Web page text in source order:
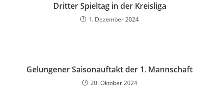
Dritter Spieltag in der Kreisliga
1. Dezember 2024
Gelungener Saisonauftakt der 1. Mannschaft
20. Oktober 2024